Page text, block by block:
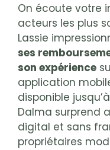
On écoute votre
acteurs les plus
Lassie
ses
son expérience
application
disponible
Dalma surprend
digital et sans
propriétaires